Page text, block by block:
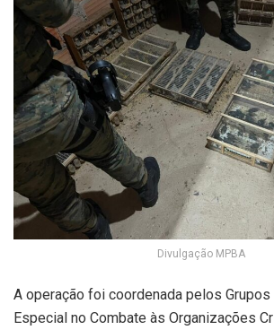
Divulgação MPBA
A operação foi coordenada pelos Grupos
Especial no Combate às Organizações